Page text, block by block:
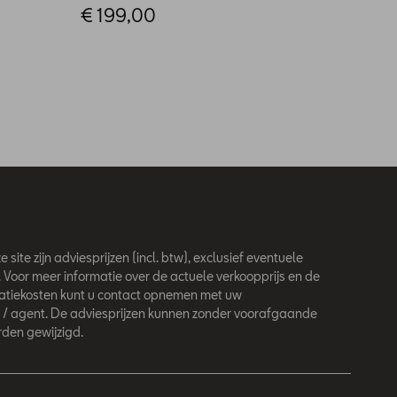
€ 199,00
site zijn adviesprijzen (incl. btw), exclusief eventuele
meer informatie over de actuele verkoopprijs en de
kunt u contact opnemen met uw
agent. De adviesprijzen kunnen zonder voorafgaande
gewijzigd.